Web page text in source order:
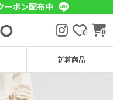
0 0
新着商品